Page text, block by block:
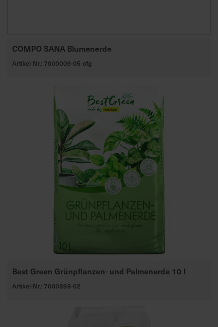
COMPO SANA Blumenerde
Artikel-Nr.: 7000009-05-cfg
Best Green Grünpflanzen- und Palmenerde 10 l
Artikel-Nr.: 7000898-02